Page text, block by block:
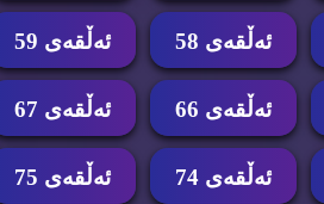
ئه‌ڵقه‌ی 58 ئه‌ڵقه‌ی 59
ئه‌ڵقه‌ی 66 ئه‌ڵقه‌ی 67
ئه‌ڵقه‌ی 74 ئه‌ڵقه‌ی 75